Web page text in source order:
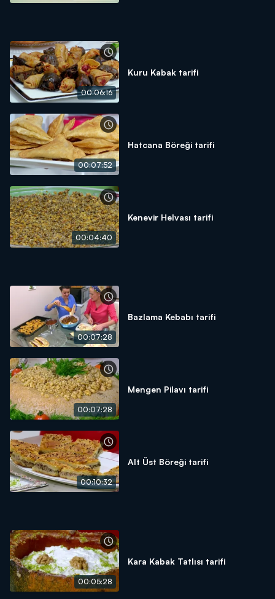
00:06:16
Kuru Kabak tarifi
00:07:52
Hatcana Böreği tarifi
00:04:40
Kenevir Helvası tarifi
00:07:28
Bazlama Kebabı tarifi
00:07:28
Mengen Pilavı tarifi
00:10:32
Alt Üst Böreği tarifi
00:05:28
Kara Kabak Tatlısı tarifi